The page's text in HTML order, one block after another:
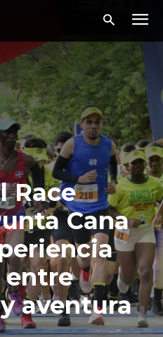
Race
Cana
entre
aventura